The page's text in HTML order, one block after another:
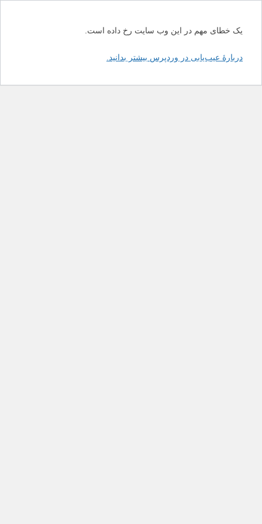
یک خطای مهم در این وب سایت رخ داده است.
دربارهٔ عیب‌یابی در وردپرس بیشتر بدانید.